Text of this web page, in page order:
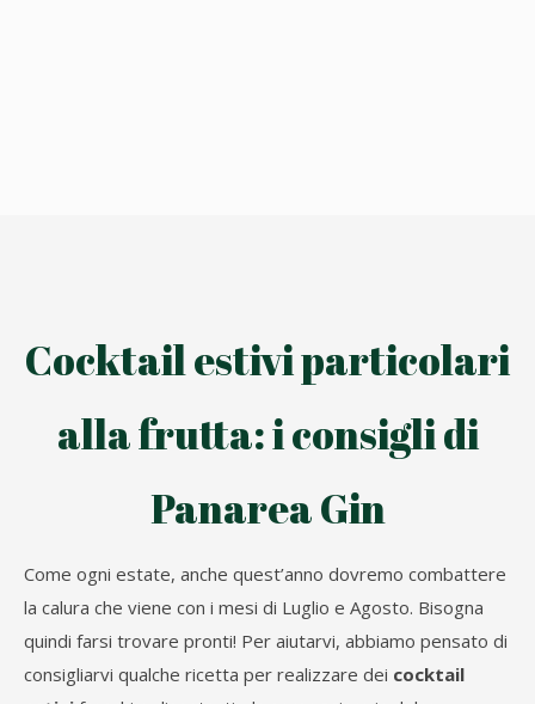
Cocktail estivi particolari
alla frutta: i consigli di
Panarea Gin
Come ogni estate, anche quest’anno dovremo combattere
la calura che viene con i mesi di Luglio e Agosto. Bisogna
quindi farsi trovare pronti! Per aiutarvi, abbiamo pensato di
consigliarvi qualche ricetta per realizzare dei cocktail